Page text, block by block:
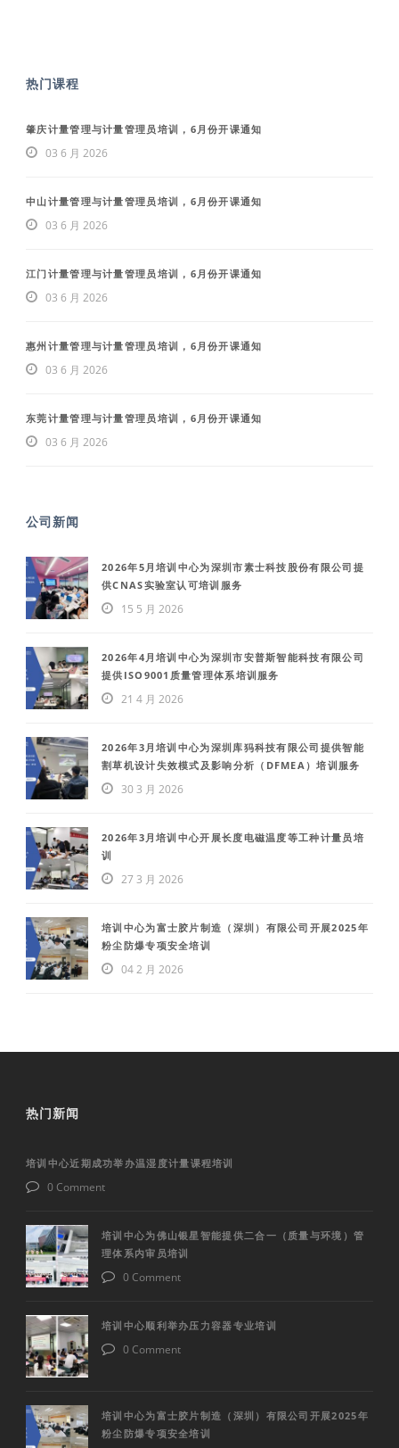
热门课程
肇庆计量管理与计量管理员培训，6月份开课通知
03 6 月 2026
中山计量管理与计量管理员培训，6月份开课通知
03 6 月 2026
江门计量管理与计量管理员培训，6月份开课通知
03 6 月 2026
惠州计量管理与计量管理员培训，6月份开课通知
03 6 月 2026
东莞计量管理与计量管理员培训，6月份开课通知
03 6 月 2026
公司新闻
2026年5月培训中心为深圳市素士科技股份有限公司提
供CNAS实验室认可培训服务
15 5 月 2026
2026年4月培训中心为深圳市安普斯智能科技有限公司
提供ISO9001质量管理体系培训服务
21 4 月 2026
2026年3月培训中心为深圳库犸科技有限公司提供智能
割草机设计失效模式及影响分析（DFMEA）培训服务
30 3 月 2026
2026年3月培训中心开展长度电磁温度等工种计量员培
训
27 3 月 2026
培训中心为富士胶片制造（深圳）有限公司开展2025年
粉尘防爆专项安全培训
04 2 月 2026
热门新闻
培训中心近期成功举办温湿度计量课程培训
0 Comment
培训中心为佛山银星智能提供二合一（质量与环境）管
理体系内审员培训
0 Comment
培训中心顺利举办压力容器专业培训
0 Comment
培训中心为富士胶片制造（深圳）有限公司开展2025年
粉尘防爆专项安全培训